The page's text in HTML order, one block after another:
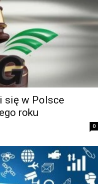
się w Polsce
roku
0